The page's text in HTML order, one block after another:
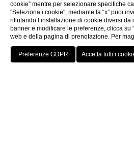
Vai a ITI
Porto Cervo -
S. Teresa di Gallura - Grand
miglior tariffa
HOTELS OFFERTE
cookie” mentre per selezionare specifiche
"Seleziona i cookie"; mediante la “x” puoi
rifiutando l’installazione di cookie diversi da
banner e modificare le preferenze, clicca su
web e della pagina di prenotazione. Per